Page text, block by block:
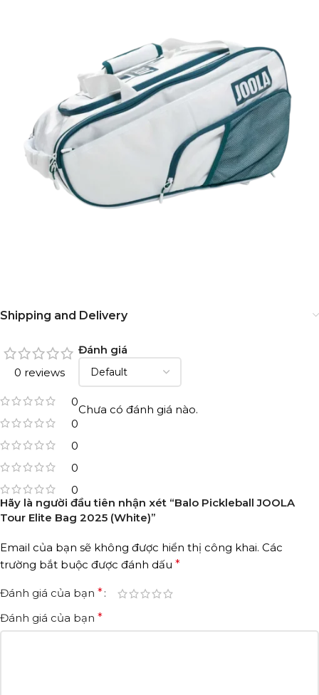
Shipping and Delivery
0 reviews
0
0
0
0
0
Đánh giá
Chưa có đánh giá nào.
Hãy là người đầu tiên nhận xét “Balo Pickleball JOOLA
Tour Elite Bag 2025 (White)”
Email của bạn sẽ không được hiển thị công khai. Các
trường bắt buộc được đánh dấu *
Đánh giá của bạn *
Đánh giá của bạn *